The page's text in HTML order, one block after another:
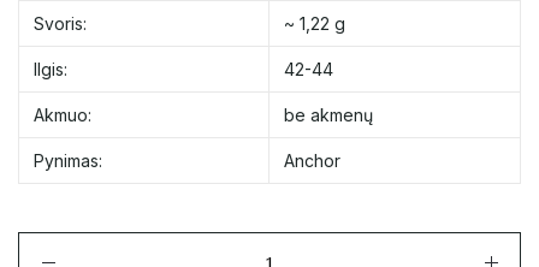
Svoris: ~ 1,22 g
Ilgis: 42-44
Akmuo: be akmenų
Pynimas: Anchor